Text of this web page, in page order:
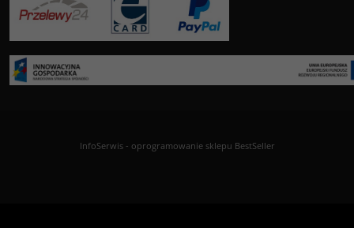
InfoSerwis- oprogramowanie sklepu BestSeller